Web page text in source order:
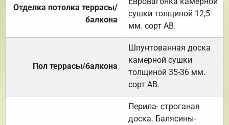
Отделка потолка террасы/
балкона
сушки толщиной 12,5
мм. сорт АВ.
Пол террасы/балкона
Шпунтованная доска
камерной сушки
толщиной 35-36 мм.
сорт АВ.
Перила- строганая
доска. Балясины-